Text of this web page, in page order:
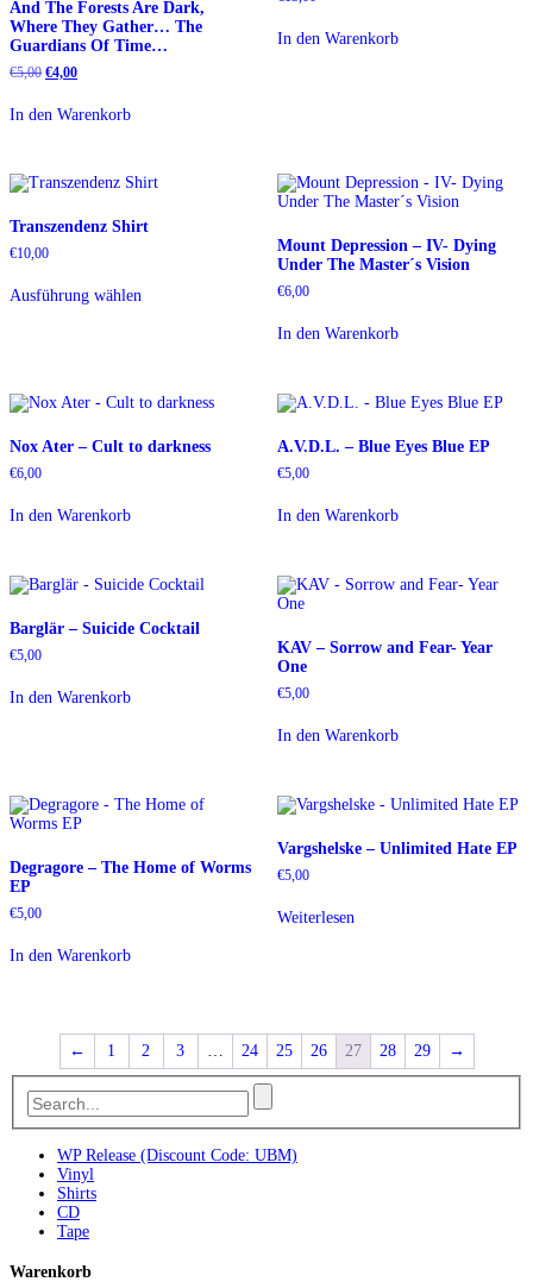
And The Forests Are Dark,
Where They Gather… The
Guardians Of Time…
€5,00 Ursprünglicher
war:
€5,00
€4,00Aktueller
€4,00.
In den Warenkorb
In den Warenkorb
Transzendenz Shirt
€10,00
Ausführung wählenProdukt
Die
Optionen
auf
Mount Depression – IV- Dying
Under The Master´s Vision
€6,00
In den Warenkorb
Nox Ater – Cult to darkness
€6,00
In den Warenkorb
A.V.D.L. – Blue Eyes Blue EP
€5,00
In den Warenkorb
Barglär – Suicide Cocktail
€5,00
In den Warenkorb
KAV – Sorrow and Fear- Year
One
€5,00
In den Warenkorb
Degragore – The Home of Worms
EP
€5,00
In den Warenkorb
Vargshelske – Unlimited Hate EP
€5,00
Weiterlesen
← 1 2 3 24 25 26 27 28 29 →
WP Release (Discount Code: UBM)
Vinyl
Shirts
CD
Tape
Warenkorb